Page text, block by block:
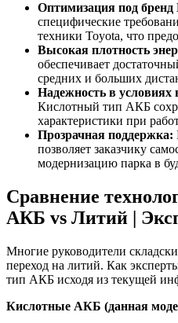
Оптимизация под бренд
специфические
техники Toyota, что
Высокая плотность
обеспечивает
средних и больших
Надежность в условиях
Кислотный тип АКБ
характеристики при
Прозрачная поддержка:
позволяет заказчику
модернизацию парка в
Сравнение
АКБ vs Литий |
Многие руководители
переход на литий. Как
тип АКБ исходя из текущей
Кислотные АКБ (данная